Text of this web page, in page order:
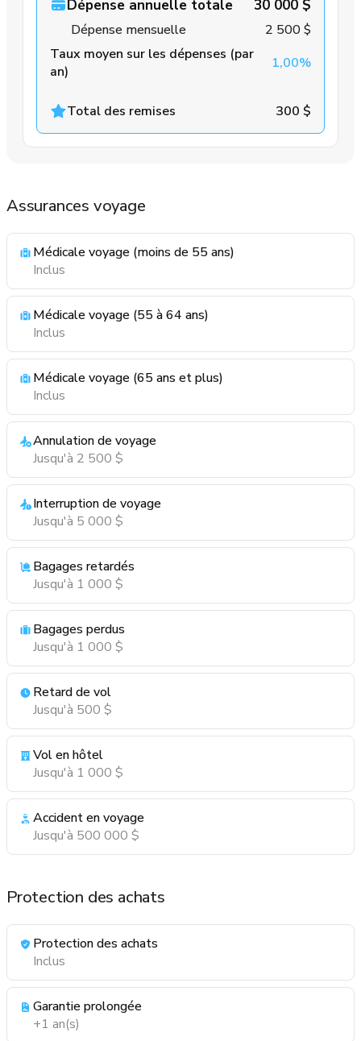
Dépense annuelle totale 30 000 $
Dépense mensuelle
2 500 $
Taux moyen sur les dépenses (par
an)
1,00%
Total des remises 300 $
Assurances voyage
Médicale voyage (moins de 55 ans)
Inclus
Médicale voyage (55 à 64 ans)
Inclus
Médicale voyage (65 ans et plus)
Inclus
Annulation de voyage
Jusqu'à 2 500 $
Interruption de voyage
Jusqu'à 5 000 $
Bagages retardés
Jusqu'à 1 000 $
Bagages perdus
Jusqu'à 1 000 $
Retard de vol
Jusqu'à 500 $
Vol en hôtel
Jusqu'à 1 000 $
Accident en voyage
Jusqu'à 500 000 $
Protection des achats
Protection des achats
Inclus
Garantie prolongée
+1 an(s)